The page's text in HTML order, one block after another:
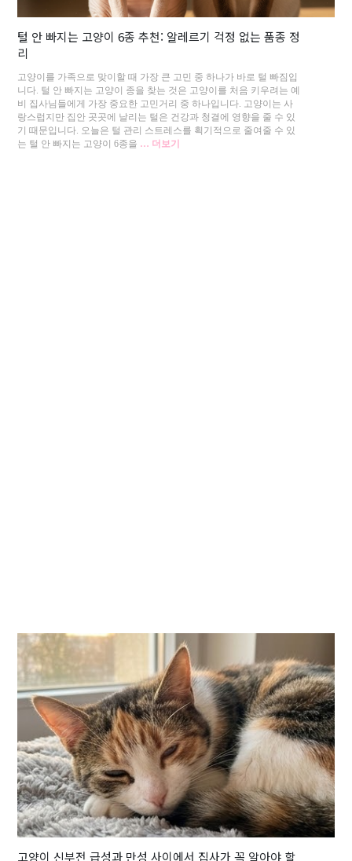
털 안 빠지는 고양이 6종 추천: 알레르기 걱정 없는 품종 정
리
고양이를 가족으로 맞이할 때 가장 큰 고민 중 하나가 바로 털 빠짐입
니다. 털 안 빠지는 고양이 종을 찾는 것은 고양이를 처음 키우려는 예
비 집사님들에게 가장 중요한 고민거리 중 하나입니다. 고양이는 사
랑스럽지만 집안 곳곳에 날리는 털은 건강과 청결에 영향을 줄 수 있
기 때문입니다. 오늘은 털 관리 스트레스를 획기적으로 줄여줄 수 있
는 털 안 빠지는 고양이 6종을 … 더보기
고양이 신부전 급성과 만성 사이에서 집사가 꼭 알아야 할